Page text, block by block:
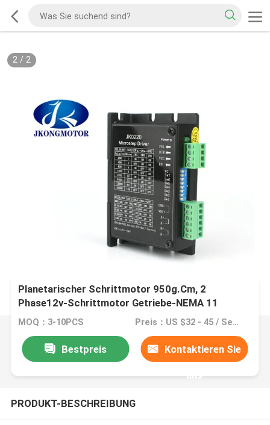
2/ 2
Planetarischer Schrittmotor 950g.Cm, 2
Phase12v-Schrittmotor Getriebe-NEMA 11
MOQ：3-10PCS Preis：US $32 - 45 / Sets
Bestpreis Kontaktieren Sie
uns
PRODUKT-BESCHREIBUNG